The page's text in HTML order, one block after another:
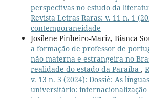
perspectivas no estudo da
Revista Letras Raras: v. 11 n. 1
contemporaneidade
Josilene Pinheiro-Mariz, Bianca
a formação de professor de
não materna e estrangeira no
realidade do estado da Paraíba ,
v. 13 n. 3 (2024): Dossiê: As
universitário: internacionalização